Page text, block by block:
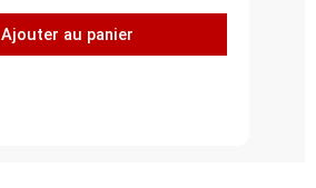
Piquage
plat
Ajouter au panier